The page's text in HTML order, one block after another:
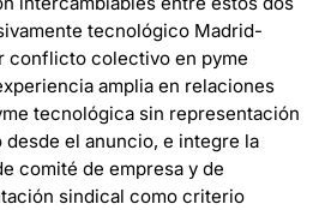
tecnológico Madrid-
conflicto colectivo en pyme
amplia en relaciones
tecnológica sin representación
el anuncio, e integre la
comité de empresa y de
sindical como criterio